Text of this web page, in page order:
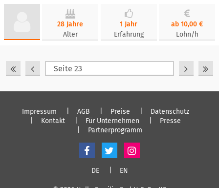
28 Jahre
Alter
1 Jahr
Erfahrung
ab 10,00 €
Lohn/h
Impressum AGB Preise
Datenschutz
Kontakt
Für Unternehmen
Presse
Partnerprogramm
DE EN